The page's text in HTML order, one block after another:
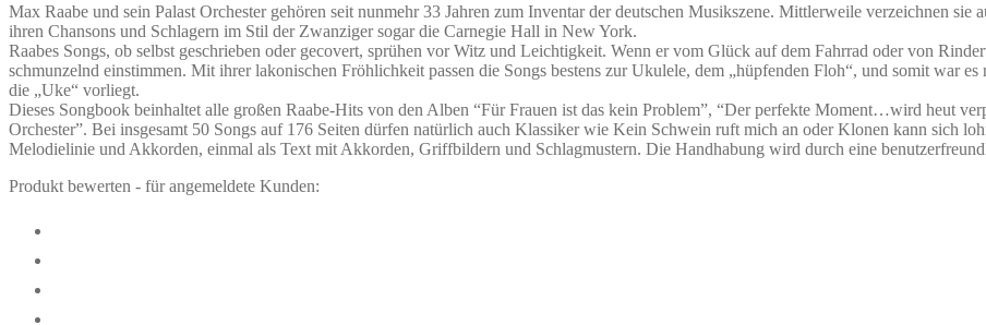
Max Raabe und sein Palast Orchester gehören seit nunmehr 33 Jahren zum Inventar der deutschen Musikszene. Mittlerweile verzeichnen
ihren Chansons und Schlagern im Stil der Zwanziger sogar die Carnegie Hall in New York.
Raabes Songs, ob selbst geschrieben oder gecovert, sprühen vor Witz und Leichtigkeit. Wenn er vom Glück auf dem Fahrrad oder von
schmunzelnd einstimmen. Mit ihrer lakonischen Fröhlichkeit passen die Songs bestens zur Ukulele, dem „hüpfenden Floh“, und somit war
die „Uke“ vorliegt.
Dieses Songbook beinhaltet alle großen Raabe-Hits von den Alben “Für Frauen ist das kein Problem”, “Der perfekte Moment…wird heut
Orchester”. Bei insgesamt 50 Songs auf 176 Seiten dürfen natürlich auch Klassiker wie Kein Schwein ruft mich an oder Klonen kann sich
Melodielinie und Akkorden, einmal als Text mit Akkorden, Griffbildern und Schlagmustern. Die Handhabung wird durch eine
Produkt bewerten - für angemeldete Kunden: